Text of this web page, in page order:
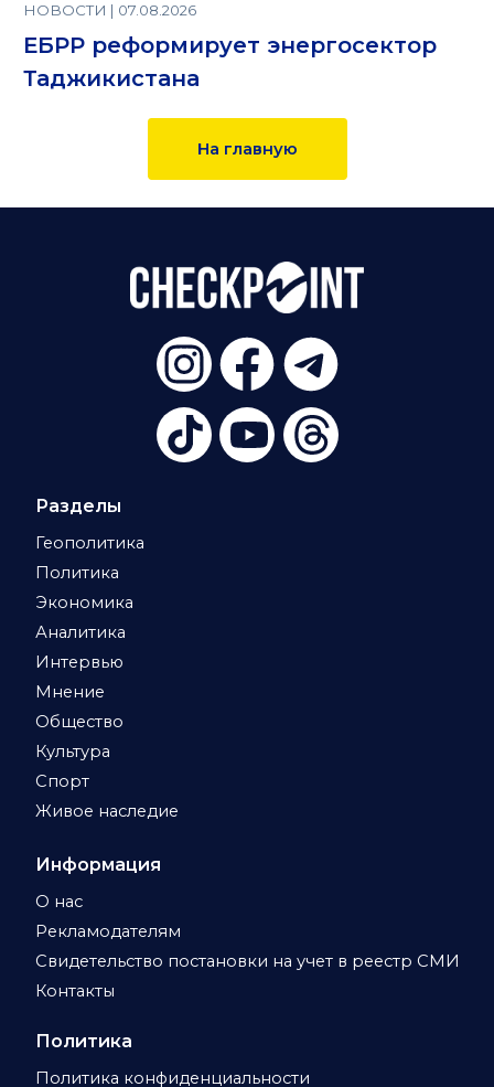
НОВОСТИ | 07.08.2026
ЕБРР реформирует энергосектор
Таджикистана
На главную
Разделы
Геополитика
Политика
Экономика
Аналитика
Интервью
Мнение
Общество
Культура
Спорт
Живое наследие
Информация
О нас
Рекламодателям
Свидетельство постановки на учет в реестр СМИ
Контакты
Политика
Политика конфиденциальности